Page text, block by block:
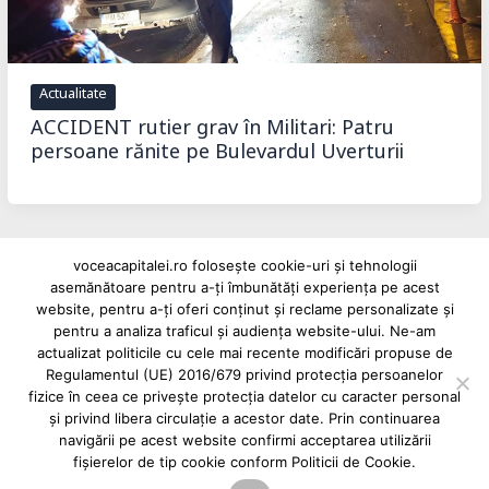
Actualitate
ACCIDENT rutier grav în Militari: Patru
persoane rănite pe Bulevardul Uverturii
Reclame și advertoriale pe Vocea Capitalei
Powered byINFINITUS ADVERTISING
voceacapitalei.ro folosește cookie-uri și tehnologii
asemănătoare pentru a-ți îmbunătăți experiența pe acest
website, pentru a-ți oferi conținut și reclame personalizate și
pentru a analiza traficul și audiența website-ului. Ne-am
actualizat politicile cu cele mai recente modificări propuse de
Regulamentul (UE) 2016/679 privind protecția persoanelor
fizice în ceea ce privește protecția datelor cu caracter personal
și privind libera circulație a acestor date. Prin continuarea
navigării pe acest website confirmi acceptarea utilizării
fișierelor de tip cookie conform Politicii de Cookie.